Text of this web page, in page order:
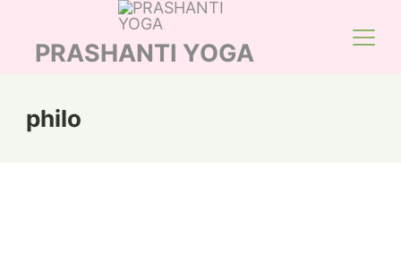
PRASHANTI YOGA
philo